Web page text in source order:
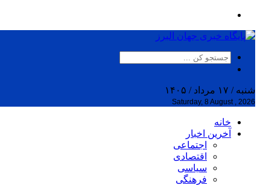
شنبه / ۱۷ مرداد / ۱۴۰۵
Saturday, 8 August , 2026
خانه
آخرین اخبار
اجتماعی
اقتصادی
سیاسی
فرهنگی